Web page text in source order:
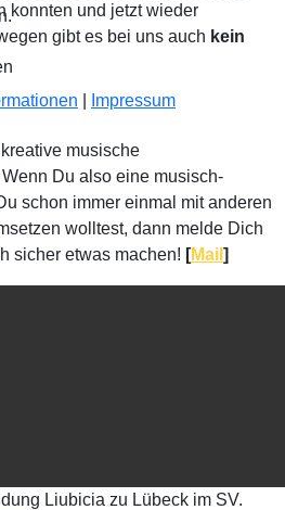
konnten und jetzt wieder
gibt es bei uns auch kein
musische
Du also eine musisch-
schon immer einmal mit anderen
wolltest, dann melde Dich
sicher etwas machen! [Mail ]
Liubicia zu Lübeck im SV.
Impressum